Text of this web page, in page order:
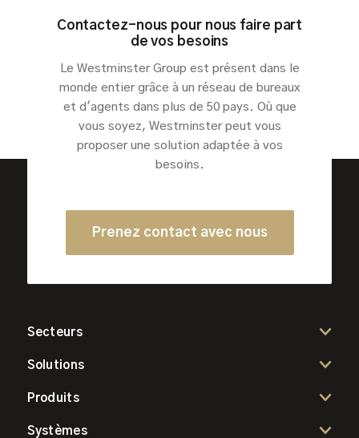
Contactez-nous pour nous faire part
de vos besoins
Le Westminster Group est présent dans le
monde entier grâce à un réseau de bureaux
et d'agents dans plus de 50 pays. Où que
vous soyez, Westminster peut vous
proposer une solution adaptée à vos
besoins.
Prenez contact avec nous
Secteurs
Solutions
Produits
Systèmes